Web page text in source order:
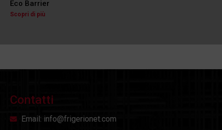
Eco Barrier
Scopri di più
Contatti
Email: info@frigerionet.com